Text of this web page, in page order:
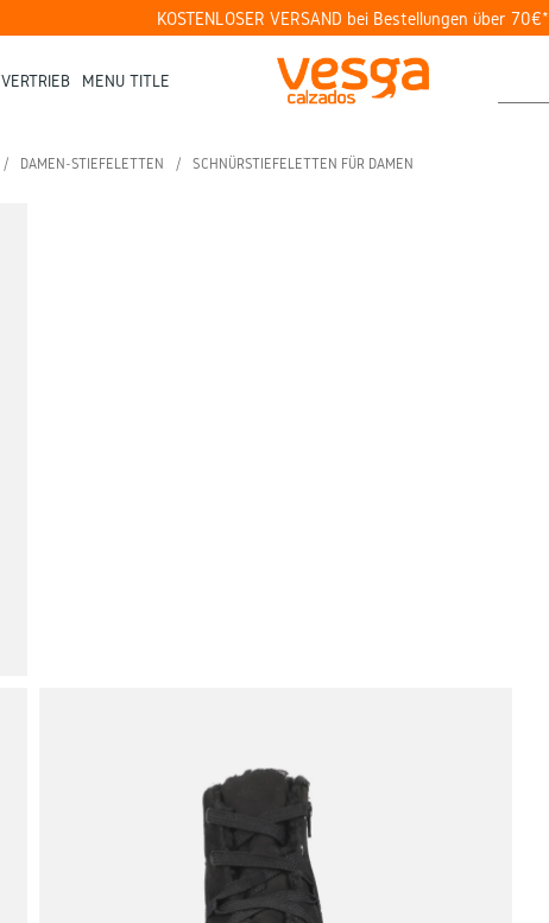
KOSTENLOSER VERSAND bei Bestellungen über 70€*
VERTRIEB MENU TITLE
DAMEN-STIEFELETTEN SCHNÜRSTIEFELETTEN FÜR DAMEN